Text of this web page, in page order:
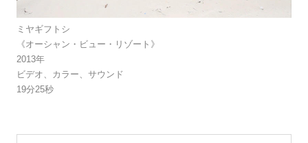
ミヤギフトシ
《オーシャン・ビュー・リゾート》
2013年
ビデオ、カラー、サウンド
19分25秒